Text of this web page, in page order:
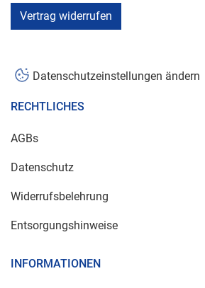
Vertrag widerrufen
Datenschutzeinstellungen ändern
RECHTLICHES
AGBs
Datenschutz
Widerrufsbelehrung
Entsorgungshinweise
INFORMATIONEN